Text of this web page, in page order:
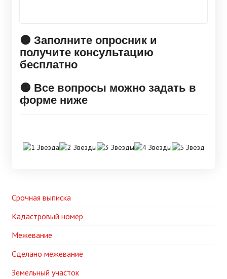
🟠 Заполните опросник и
получите консультацию
бесплатно
🟠 Все вопросы можно задать в
форме ниже
Срочная выписка
Кадастровый номер
Межевание
Сделано межевание
Земельный участок